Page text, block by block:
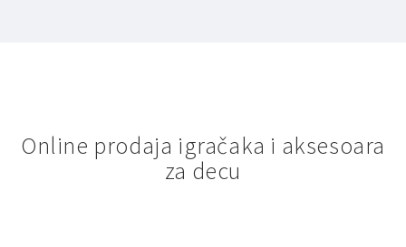
Online prodaja igračaka i aksesoara
za decu